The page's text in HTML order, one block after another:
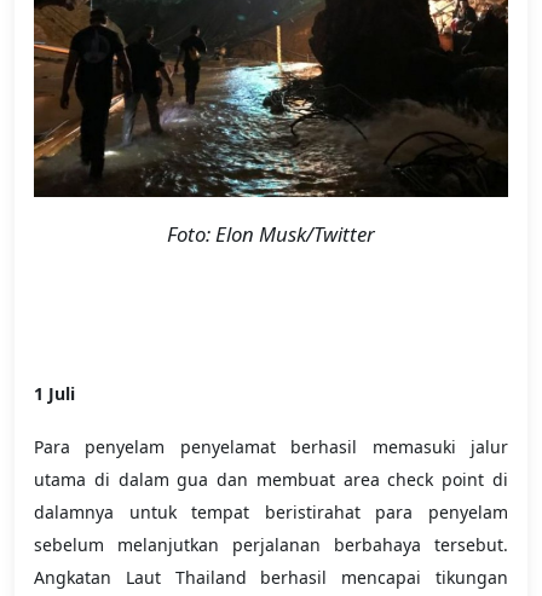
Foto: Elon Musk/Twitter
1 Juli
Para penyelam penyelamat berhasil memasuki jalur
utama di dalam gua dan membuat area check point di
dalamnya untuk tempat beristirahat para penyelam
sebelum melanjutkan perjalanan berbahaya tersebut.
Angkatan Laut Thailand berhasil mencapai tikungan